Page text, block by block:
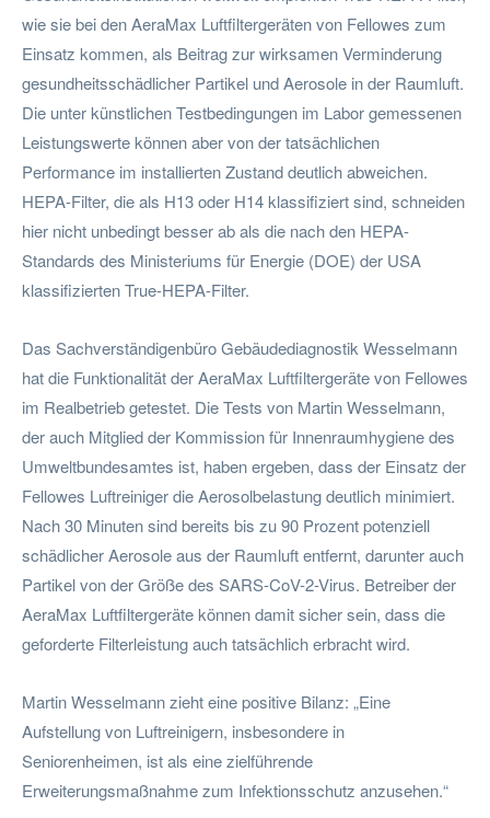
wie sie bei den AeraMax Luftfiltergeräten von Fellowes zum
Einsatz kommen, als Beitrag zur wirksamen Verminderung
gesundheitsschädlicher Partikel und Aerosole in der Raumluft.
Die unter künstlichen Testbedingungen im Labor gemessenen
Leistungswerte können aber von der tatsächlichen
Performance im installierten Zustand deutlich abweichen.
HEPA-Filter, die als H13 oder H14 klassifiziert sind, schneiden
hier nicht unbedingt besser ab als die nach den HEPA-
Standards des Ministeriums für Energie (DOE) der USA
klassifizierten True-HEPA-Filter.
Das Sachverständigenbüro Gebäudediagnostik Wesselmann
hat die Funktionalität der AeraMax Luftfiltergeräte von Fellowes
im Realbetrieb getestet. Die Tests von Martin Wesselmann,
der auch Mitglied der Kommission für Innenraumhygiene des
Umweltbundesamtes ist, haben ergeben, dass der Einsatz der
Fellowes Luftreiniger die Aerosolbelastung deutlich minimiert.
Nach 30 Minuten sind bereits bis zu 90 Prozent potenziell
schädlicher Aerosole aus der Raumluft entfernt, darunter auch
Partikel von der Größe des SARS-CoV-2-Virus. Betreiber der
AeraMax Luftfiltergeräte können damit sicher sein, dass die
geforderte Filterleistung auch tatsächlich erbracht wird.
Martin Wesselmann zieht eine positive Bilanz: „Eine
Aufstellung von Luftreinigern, insbesondere in
Seniorenheimen, ist als eine zielführende
Erweiterungsmaßnahme zum Infektionsschutz anzusehen.“